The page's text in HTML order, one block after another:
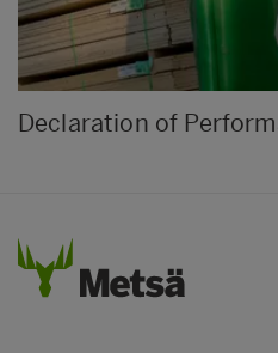
Declaration of